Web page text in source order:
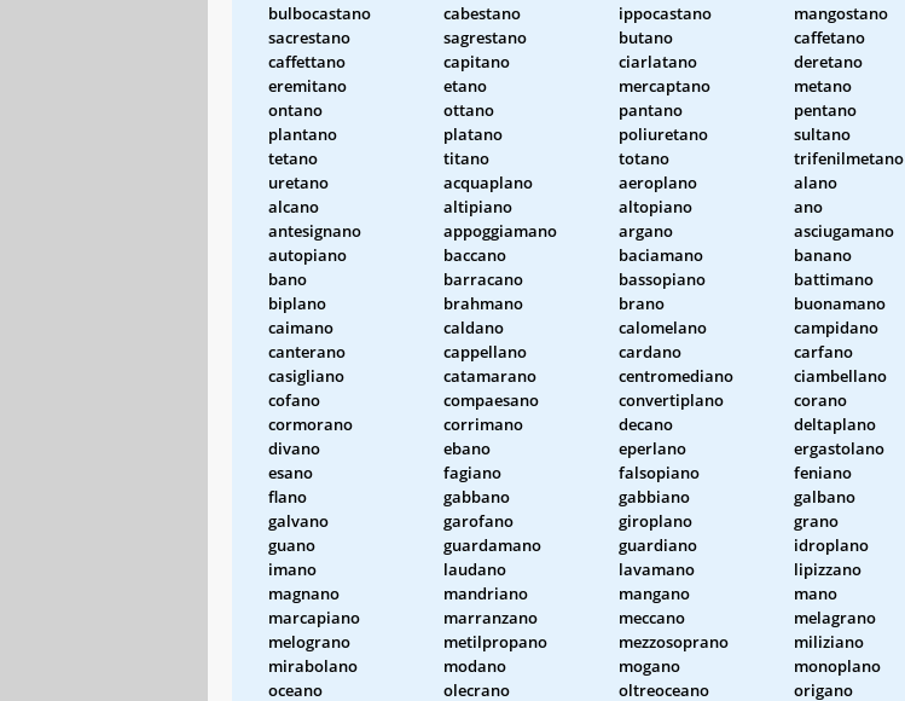
bulbocastano cabestano ippocastano
mangostano
sacrestano
sagrestano butano
caffetano
caffettano
capitano ciarlatano
deretano
eremitano
etano mercaptano
metano
ontano
ottano pantano
pentano
plantano
platano poliuretano
sultano
tetano
titano totano
trifenilmetano
uretano
acquaplano aeroplano
alano
alcano
altipiano altopiano
ano
antesignano
appoggiamano argano
asciugamano
autopiano
baccano baciamano
banano
bano
barracano bassopiano
battimano
biplano
brahmano brano
buonamano
caimano
caldano calomelano
campidano
canterano
cappellano cardano
carfano
casigliano
catamarano centromediano
ciambellano
cofano
compaesano convertiplano
corano
cormorano
corrimano decano
deltaplano
divano
ebano eperlano
ergastolano
esano
fagiano falsopiano
feniano
flano
gabbano gabbiano
galbano
galvano
garofano giroplano
grano
guano
guardamano guardiano
idroplano
imano
laudano lavamano
lipizzano
magnano
mandriano mangano
mano
marcapiano
marranzano meccano
melagrano
melograno
metilpropano mezzosoprano
miliziano
mirabolano
modano mogano
monoplano
oceano
olecrano oltreoceano
origano